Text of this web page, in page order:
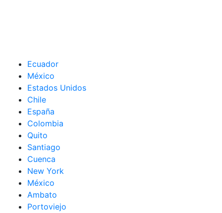
Ecuador
México
Estados Unidos
Chile
España
Colombia
Quito
Santiago
Cuenca
New York
México
Ambato
Portoviejo